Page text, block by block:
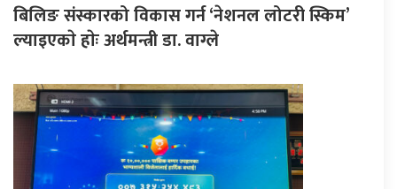
बिलिङ संस्कारको विकास गर्न ‘नेशनल लोटरी स्किम’
ल्याइएकाे हाेः अर्थमन्त्री डा. वाग्ले